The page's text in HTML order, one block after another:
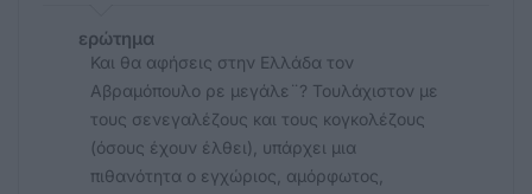
ερώτημα
Και θα αφήσεις στην Ελλάδα τον
Αβραμόπουλο ρε μεγάλε¨? Τουλάχιστον με
τους σενεγαλέζους και τους κογκολέζους
(όσους έχουν έλθει), υπάρχει μια
πιθανότητα ο εγχώριος, αμόρφωτος,